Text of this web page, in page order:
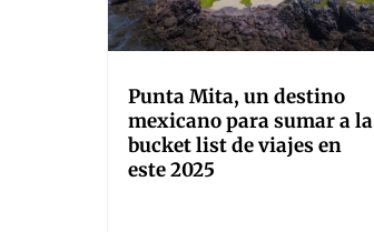
Punta Mita, un destino
mexicano para sumar a la
bucket list de viajes en
este 2025